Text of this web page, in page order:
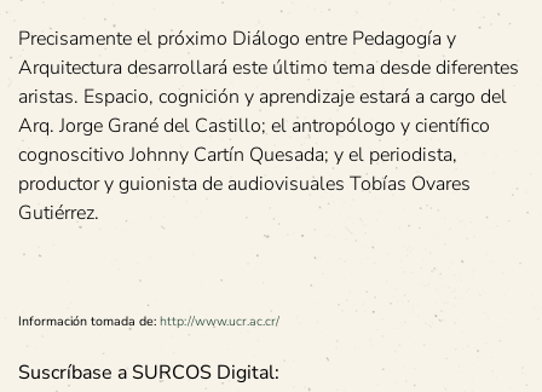
Precisamente el próximo Diálogo entre Pedagogía y
Arquitectura desarrollará este último tema desde diferentes
aristas. Espacio, cognición y aprendizaje estará a cargo del
Arq. Jorge Grané del Castillo; el antropólogo y científico
cognoscitivo Johnny Cartín Quesada; y el periodista,
productor y guionista de audiovisuales Tobías Ovares
Gutiérrez.
Información tomada de: http://www.ucr.ac.cr/
Suscríbase a SURCOS Digital: